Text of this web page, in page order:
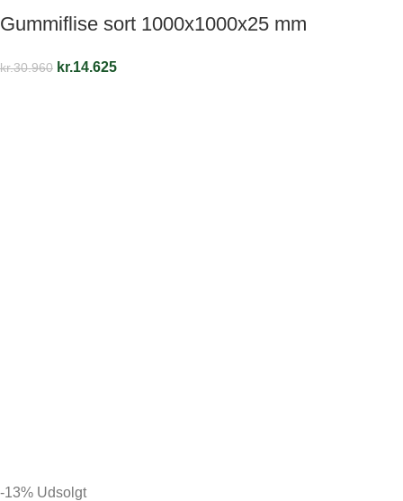
Gummiflise sort 1000x1000x25 mm
kr.30.960 kr.14.625
-13% Udsolgt